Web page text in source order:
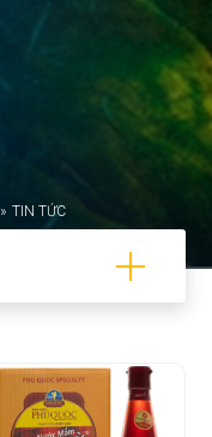
» TIN TỨC